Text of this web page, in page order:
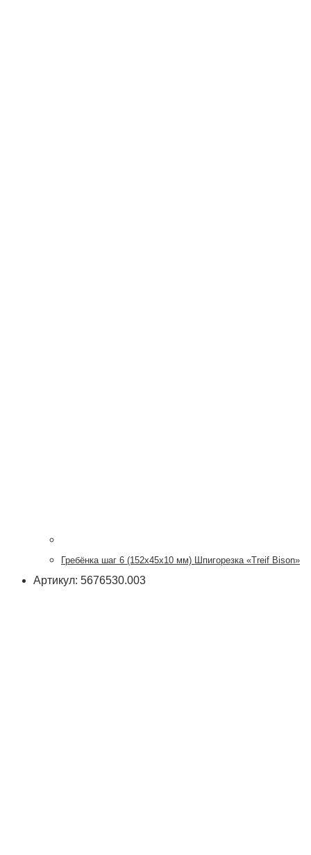
Гребёнка шаг 6 (152х45х10 мм) Шпигорезка «Treif Bison»
Артикул: 5676530.003